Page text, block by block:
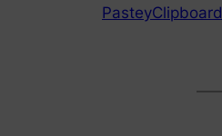
PasteyClipboard